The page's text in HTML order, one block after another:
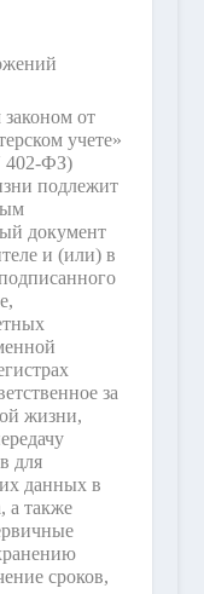
от
учете»
402-ФЗ)
подлежит
документ
и (или) в
за
жизни,
для
данных в
а также
сроков,